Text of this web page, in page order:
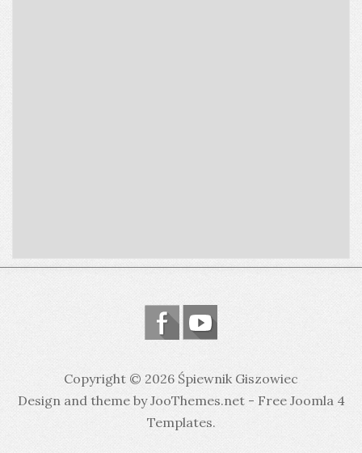
Copyright © 2026 Śpiewnik Giszowiec
Design and theme by JooThemes.net - Free Joomla 4
Templates.